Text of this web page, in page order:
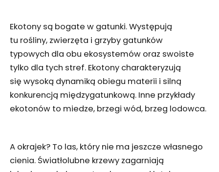
Ekotony są bogate w gatunki. Występują
tu rośliny, zwierzęta i grzyby gatunków
typowych dla obu ekosystemów oraz swoiste
tylko dla tych stref. Ekotony charakteryzują
się wysoką dynamiką obiegu materii i silną
konkurencją międzygatunkową. Inne przykłady
ekotonów to miedze, brzegi wód, brzeg lodowca.
A okrajek? To las, który nie ma jeszcze własnego
cienia. Światłolubne krzewy zagarniają